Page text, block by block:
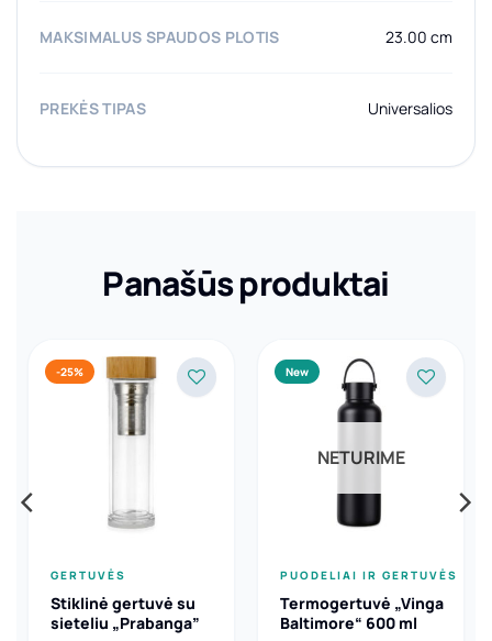
MAKSIMALUS SPAUDOS PLOTIS 23.00 cm
PREKĖS TIPAS Universalios
Panašūs produktai
-25%
GERTUVĖS
Stiklinė gertuvė su
sieteliu „Prabanga”
New
NETURIME
PUODELIAI IR GERTUVĖS
Termogertuvė „Vinga
Baltimore“ 600 ml